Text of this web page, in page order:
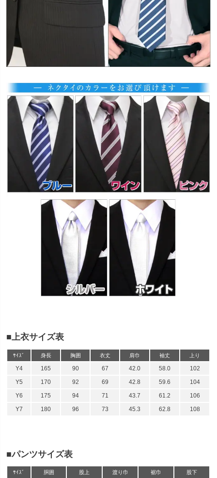
■上衣サイズ表
ｻｲｽﾞ 身長 胸囲 衣丈 肩巾 袖丈 上り
Y4 165 90 67 42.0 58.0
102
Y5
170 92 69 42.8 59.6
104
Y6
175 94 71 43.7 61.2
106
Y7
180 96 73 45.3 62.8 108
■パンツサイズ表
ｻｲｽﾞ 胴囲 股上 渡り巾 裾巾 股下